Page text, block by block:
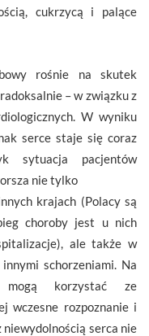
cukrzycą i palące
rośnie na skutek
– w związku z
W wyniku
serce staje się coraz
sytuacja pacjentów
nie tylko
krajach (Polacy są
choroby jest u nich
ale także w
schorzeniami. Na
mogą korzystać ze
wczesne rozpoznanie i
niewydolnością serca nie